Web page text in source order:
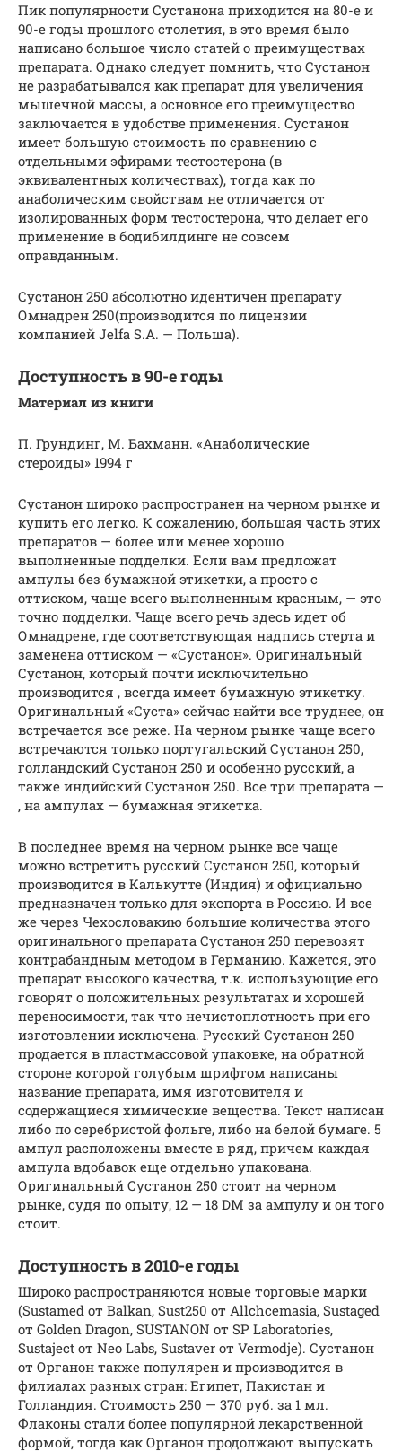
Пик популярности Сустанона приходится на 80-е и
90-е годы прошлого столетия, в это время было
написано большое число статей о преимуществах
препарата. Однако следует помнить, что Сустанон
не разрабатывался как препарат для увеличения
мышечной массы, а основное его преимущество
заключается в удобстве применения. Сустанон
имеет большую стоимость по сравнению с
отдельными эфирами тестостерона (в
эквивалентных количествах), тогда как по
анаболическим свойствам не отличается от
изолированных форм тестостерона, что делает его
применение в бодибилдинге не совсем
оправданным.
Сустанон 250 абсолютно идентичен препарату
Омнадрен 250(производится по лицензии
компанией Jelfa S.A. — Польша).
Доступность в 90-е годы
Материал из книги
П. Грундинг, М. Бахманн. «Анаболические
стероиды» 1994 г
Сустанон широко распространен на черном рынке и
купить его легко. К сожалению, большая часть этих
препаратов — более или менее хорошо
выполненные подделки. Если вам предложат
ампулы без бумажной этикетки, а просто с
оттиском, чаще всего выполненным красным, — это
точно подделки. Чаще всего речь здесь идет об
Омнадрене, где соответствующая надпись стерта и
заменена оттиском — «Сустанон». Оригинальный
Сустанон, который почти исключительно
производится , всегда имеет бумажную этикетку.
Оригинальный «Суста» сейчас найти все труднее, он
встречается все реже. На черном рынке чаще всего
встречаются только португальский Сустанон 250,
голландский Сустанон 250 и особенно русский, а
также индийский Сустанон 250. Все три препарата —
, на ампулах — бумажная этикетка.
В последнее время на черном рынке все чаще
можно встретить русский Сустанон 250, который
производится в Калькутте (Индия) и официально
предназначен только для экспорта в Россию. И все
же через Чехословакию большие количества этого
оригинального препарата Сустанон 250 перевозят
контрабандным методом в Германию. Кажется, это
препарат высокого качества, т.к. использующие его
говорят о положительных результатах и хорошей
переносимости, так что нечистоплотность при его
изготовлении исключена. Русский Сустанон 250
продается в пластмассовой упаковке, на обратной
стороне которой голубым шрифтом написаны
название препарата, имя изготовителя и
содержащиеся химические вещества. Текст написан
либо по серебристой фольге, либо на белой бумаге. 5
ампул расположены вместе в ряд, причем каждая
ампула вдобавок еще отдельно упакована.
Оригинальный Сустанон 250 стоит на черном
рынке, судя по опыту, 12 — 18 DM за ампулу и он того
стоит.
Доступность в 2010-е годы
Широко распространяются новые торговые марки
(Sustamed от Balkan, Sust250 от Allchcemasia, Sustaged
от Golden Dragon, SUSTANON от SP Laboratories,
Sustaject от Neo Labs, Sustaver от Vermodje). Сустанон
от Органон также популярен и производится в
филиалах разных стран: Египет, Пакистан и
Голландия. Стоимость 250 — 370 руб. за 1 мл.
Флаконы стали более популярной лекарственной
формой, тогда как Органон продолжают выпускать